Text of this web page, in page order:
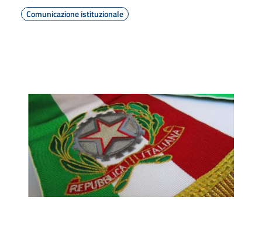
Comunicazione istituzionale